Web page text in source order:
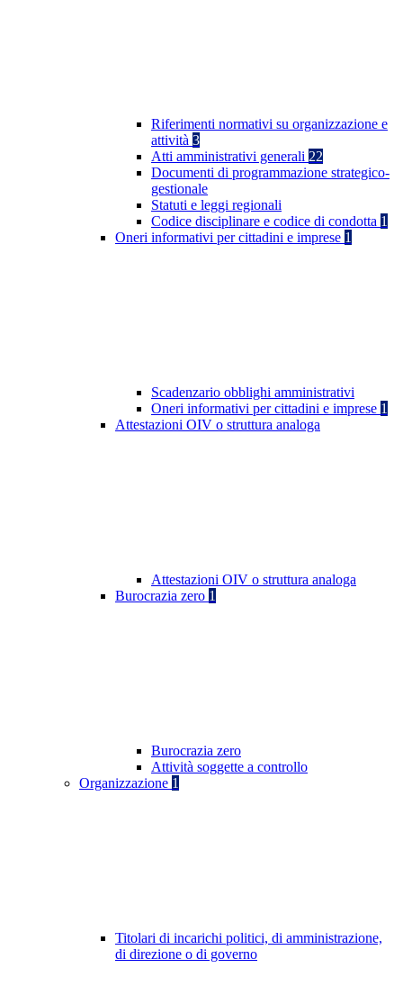
Riferimenti normativi su organizzazione e
attività 3
Atti amministrativi generali 22
Documenti di programmazione strategico-
gestionale
Statuti e leggi regionali
Codice disciplinare e codice di condotta 1
Oneri informativi per cittadini e imprese 1
Scadenzario obblighi amministrativi
Oneri informativi per cittadini e imprese 1
Attestazioni OIV o struttura analoga
Attestazioni OIV o struttura analoga
Burocrazia zero 1
Burocrazia zero
Attività soggette a controllo
Organizzazione 1
Titolari di incarichi politici, di amministrazione,
di direzione o di governo